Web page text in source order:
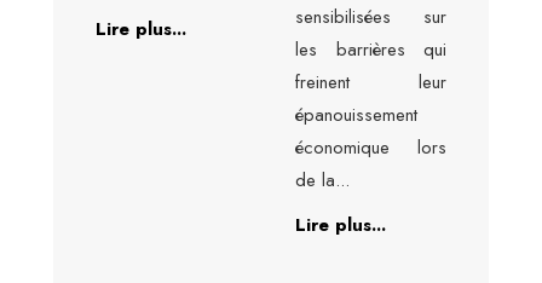
Lire plus...
sensibilisées sur
les barrières qui
freinent leur
épanouissement
économique lors
de la...
Lire plus...